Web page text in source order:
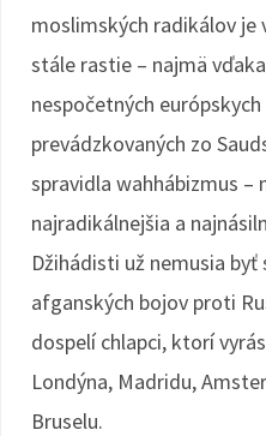
moslimských radikálov je
stále rastie – najmä
nespočetných
prevádzkovaných zo
spravidla wahhábizmus –
najradikálnejšia a
Džihádisti už nemusia byť
afganských bojov proti
dospelí chlapci, ktorí
Londýna, Madridu,
Bruselu.